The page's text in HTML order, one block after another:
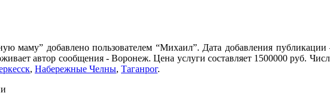
маму” добавлено пользователем “Михаил”. Дата добавления
автор сообщения - Воронеж. Цена услуги составляет 1500000 руб.
, Набережные Челны, Таганрог.